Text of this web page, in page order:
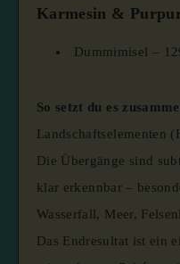
Karmesin &
Dummimisel –
So setzt du es
Landschaftselementen
Die Übergänge sind
klar erkennbar –
Wasserfall, Meer,
Das Endresultat ist ein